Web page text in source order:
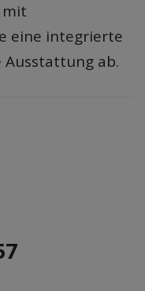
mit
eine integrierte
ab.